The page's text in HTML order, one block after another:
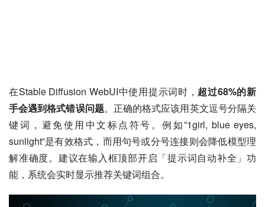
在Stable Diffusion WebUI中使用提示词时， 超过68%的新
手会遇到格式错误问题。正确的格式应该用英文逗号分隔关
键词，避免使用中文标点符号。例如”1girl, blue eyes,
sunlight”是有效格式，而用句号或分号连接则会降低模型理
解准确度。建议在输入框顶部开启「提示词自动补全」功
能，系统会实时显示推荐关键词组合。